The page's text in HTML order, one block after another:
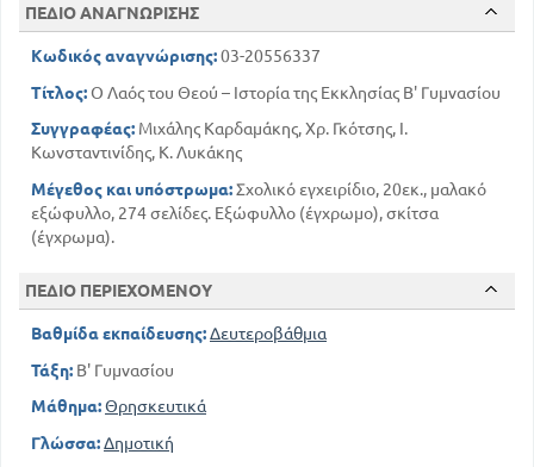
ΠΕΔΙΟ ΑΝΑΓΝΩΡΙΣΗΣ
Κωδικός αναγνώρισης:03-20556337
Τίτλος:Ο Λαός του Θεού – Ιστορία της Εκκλησίας Β' Γυμνασίου
Συγγραφέας: Μιχάλης Καρδαμάκης, Χρ. Γκότσης, Ι.
Κωνσταντινίδης, Κ. Λυκάκης
Μέγεθος και υπόστρωμα:Σχολικό εγχειρίδιο, 20εκ., μαλακό
εξώφυλλο, 274 σελίδες. Εξώφυλλο (έγχρωμο), σκίτσα
(έγχρωμα).
ΠΕΔΙΟ ΠΕΡΙΕΧΟΜΕΝΟΥ
Βαθμίδα εκπαίδευσης:Δευτεροβάθμια
Τάξη: Β' Γυμνασίου
Μάθημα:Θρησκευτικά
Γλώσσα:Δημοτική